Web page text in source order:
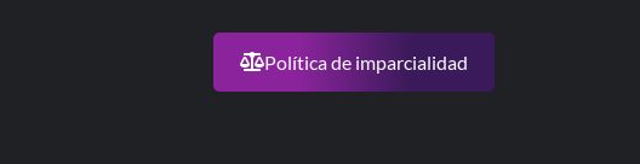
Política de imparcialidad